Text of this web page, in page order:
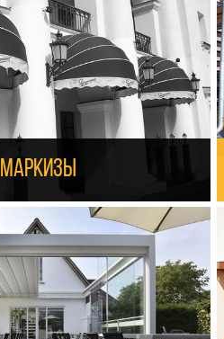
Маркизы